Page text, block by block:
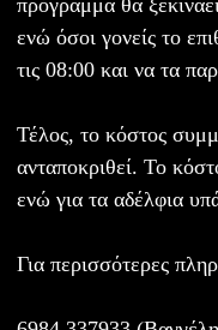
ενώ όσοι γονείς το
τις 08:00 και να τα
Τέλος, το κόστος
ανταποκριθεί. Το
ενώ για τα αδέλφια
Για περισσότερες